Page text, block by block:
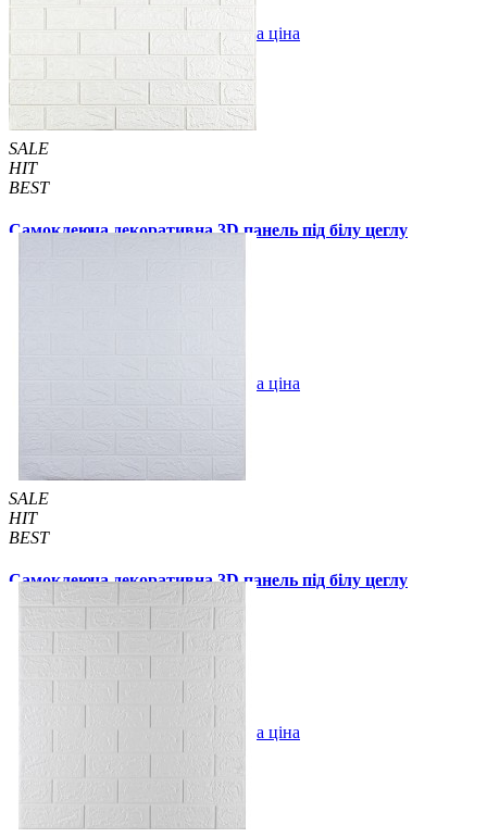
Купити В закладки Оптова ціна
SALE
HIT
BEST
Самоклеюча декоративна 3D панель під білу цеглу
Оптова ціна
SALE
HIT
BEST
Самоклеюча декоративна 3D панель під білу цеглу
700x770x3 мм
110 грн.
Купити В закладки Оптова ціна